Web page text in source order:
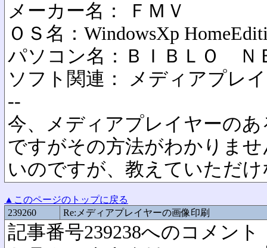
メーカー名： ＦＭＶ
ＯＳ名：WindowsXp
パソコン名：ＢＩＢＬＯ Ｎ
ソフト関連： メディアプレ
--
今、メディアプレイヤーの
ですがその方法がわかりま
いのですが、教えていただ
▲このページのトップに戻る
239260
Re:メディアプレイヤーの画像印刷
記事番号239238へのコメント